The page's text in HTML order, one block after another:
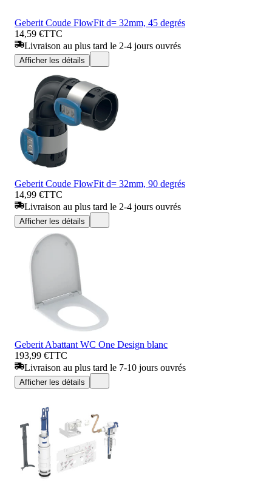
Geberit Coude FlowFit d= 32mm, 45 degrés
14,59 €TTC
Livraison au plus tard le 2-4 jours ouvrés
Afficher les détails
Geberit Coude FlowFit d= 32mm, 90 degrés
14,99 €TTC
Livraison au plus tard le 2-4 jours ouvrés
Afficher les détails
Geberit Abattant WC One Design blanc
193,99 €TTC
Livraison au plus tard le 7-10 jours ouvrés
Afficher les détails